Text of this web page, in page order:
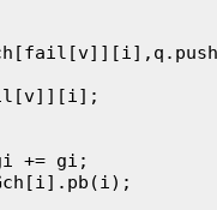
+= gi;